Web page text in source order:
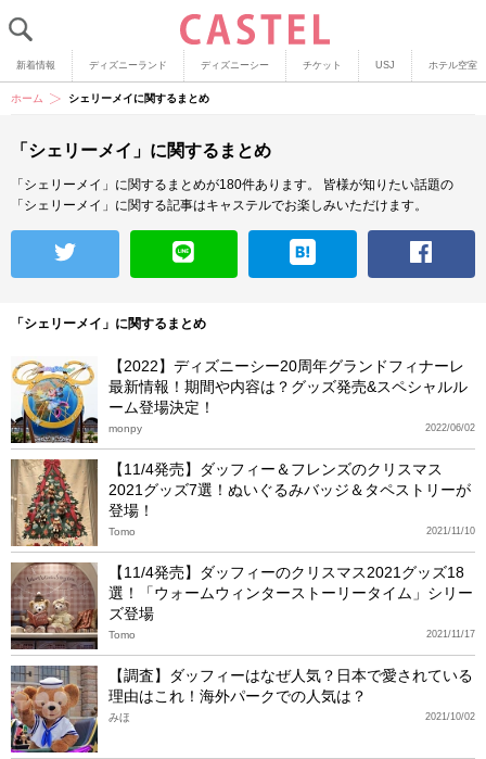
新着情報 ディズニーランド ディズニーシー チケット USJ ホテル空室
ホーム シェリーメイに関するまとめ
「シェリーメイ」に関するまとめ
「シェリーメイ」に関するまとめが180件あります。
皆様が知りたい話題の
「シェリーメイ」に関する記事はキャステルでお楽しみいただけます。
「シェリーメイ」に関するまとめ
【2022】ディズニーシー20周年グランドフィナーレ
最新情報！期間や内容は？グッズ発売&スペシャルル
ーム登場決定！
2022/06/02
monpy
【11/4発売】ダッフィー＆フレンズのクリスマス
2021グッズ7選！ぬいぐるみバッジ＆タペストリーが
登場！
2021/11/10
Tomo
【11/4発売】ダッフィーのクリスマス2021グッズ18
選！「ウォームウィンターストーリータイム」シリー
ズ登場
2021/11/17
Tomo
【調査】ダッフィーはなぜ人気？日本で愛されている
理由はこれ！海外パークでの人気は？
2021/10/02
みほ